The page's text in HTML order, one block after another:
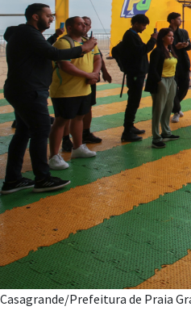
Prefeitura de Praia